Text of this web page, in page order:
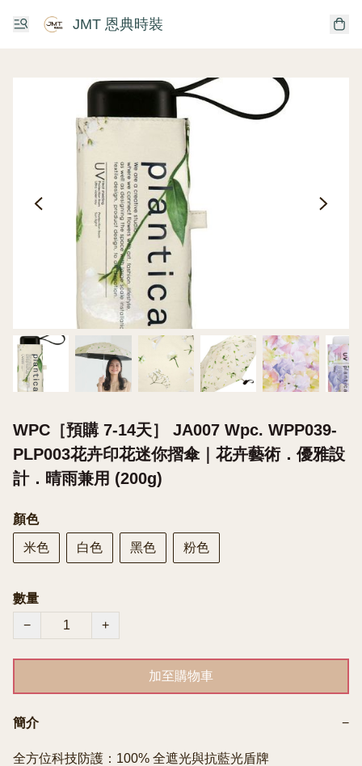
JMT 恩典時裝
WPC［預購 7-14天］ JA007 Wpc. WPP039-
PLP003花卉印花迷你摺傘｜花卉藝術．優雅設
計．晴雨兼用 (200g)
顏色
米色 白色 黑色 粉色
數量
−
+
加至購物車
簡介 −
全方位科技防護：100% 全遮光與抗藍光盾牌